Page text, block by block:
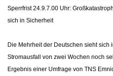
Sperrfrist 24.9.7.00 Uhr:
sich in Sicherheit
Die Mehrheit der Deutschen sieht sich
Stromausfall von zwei Wochen noch
Ergebnis einer Umfrage von TNS